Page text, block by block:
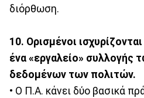
διόρθωση.
10. Ορισμένοι
ένα «εργαλείο» συλλογής
δεδομένων των πολιτών.
• Ο Π.Α. κάνει δύο βασικά